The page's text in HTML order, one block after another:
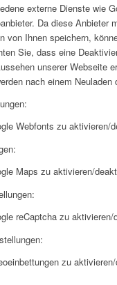
externe Dienste wie
Da diese Anbieter
von Ihnen speichern,
Sie, dass eine
unserer Webseite
nach einem Neuladen
Webfonts zu aktivieren/
Maps zu aktivieren/
reCaptcha zu aktivieren/
zu